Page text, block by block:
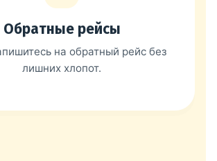
Обратные рейсы
на обратный рейс без
лишних хлопот.